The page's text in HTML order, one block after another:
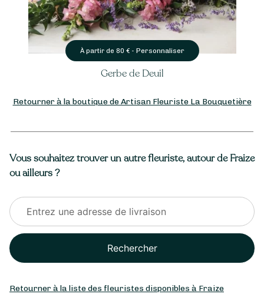
À partir de 80 € - Personnaliser
Gerbe de Deuil
Retourner à la boutique de Artisan Fleuriste La Bouquetière
Vous souhaitez trouver un autre fleuriste, autour de Fraize
ou ailleurs ?
Rechercher
Retourner à la liste des fleuristes disponibles à Fraize